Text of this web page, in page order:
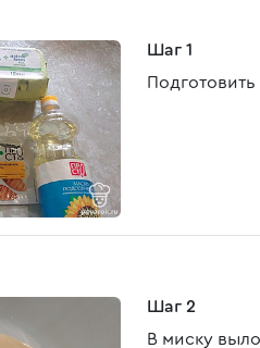
Шаг 1
Шаг 2
В миску